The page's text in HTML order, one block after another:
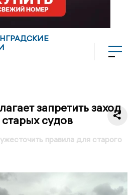
запретить заход
судов
правила для старого